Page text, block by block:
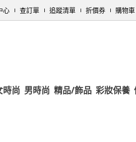
心 查訂單 追蹤清單 折價券 購物
時尚 男時尚 精品/飾品 彩妝保養